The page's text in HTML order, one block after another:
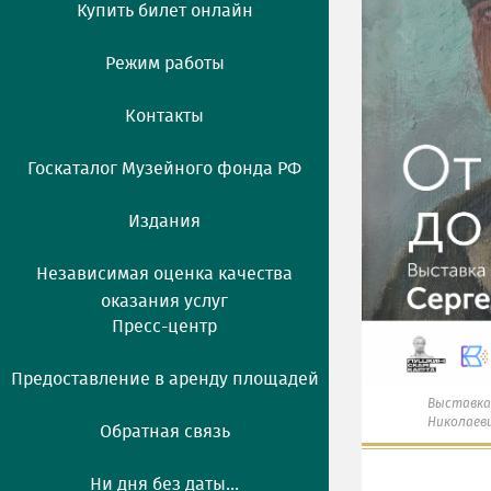
Купить билет онлайн
Режим работы
Контакты
Госкаталог Музейного фонда РФ
Издания
Независимая оценка качества
оказания услуг
Пресс-центр
Предоставление в аренду площадей
Обратная связь
Ни дня без даты...
Выставка